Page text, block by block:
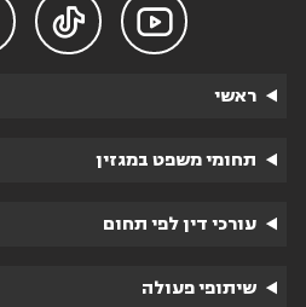


ראשי
תחומי משפט במגזין
עורכי דין לפי תחום
שיתופי פעולה